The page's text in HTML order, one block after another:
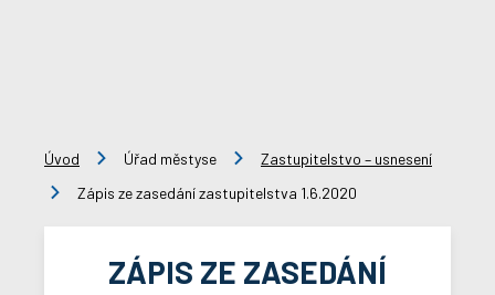
Úvod Úřad městyse
Zastupitelstvo – usnesení
Zápis ze zasedání zastupitelstva 1.6.2020
ZÁPIS ZE ZASEDÁNÍ